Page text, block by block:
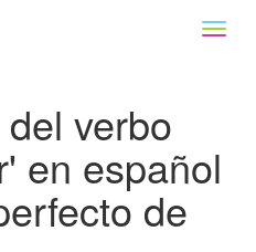
verbo
en español
de